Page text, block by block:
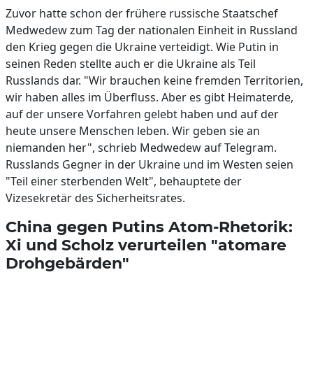
Zuvor hatte schon der frühere russische Staatschef
Medwedew zum Tag der nationalen Einheit in Russland
den Krieg gegen die Ukraine verteidigt. Wie Putin in
seinen Reden stellte auch er die Ukraine als Teil
Russlands dar. "Wir brauchen keine fremden Territorien,
wir haben alles im Überfluss. Aber es gibt Heimaterde,
auf der unsere Vorfahren gelebt haben und auf der
heute unsere Menschen leben. Wir geben sie an
niemanden her", schrieb Medwedew auf Telegram.
Russlands Gegner in der Ukraine und im Westen seien
"Teil einer sterbenden Welt", behauptete der
Vizesekretär des Sicherheitsrates.
China gegen Putins Atom-Rhetorik:
Xi und Scholz verurteilen "atomare
Drohgebärden"